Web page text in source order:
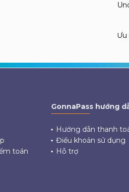
Ưu
toán
GonnaPass hướng
Hướng dẫn thanh
Điều khoản sử dụng
Hỗ trợ